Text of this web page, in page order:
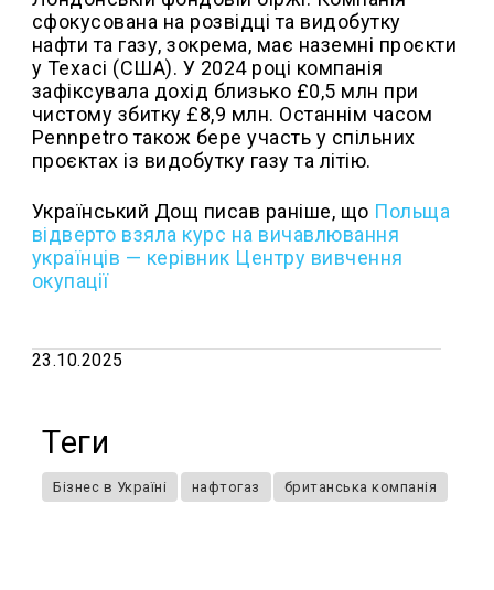
сфокусована на розвідці та видобутку
нафти та газу, зокрема, має наземні проєкти
у Техасі (США). У 2024 році компанія
зафіксувала дохід близько £0,5 млн при
чистому збитку £8,9 млн. Останнім часом
Pennpetro також бере участь у спільних
проєктах із видобутку газу та літію.
Український Дощ писав раніше, що Польща
відверто взяла курс на вичавлювання
українців — керівник Центру вивчення
окупації
23.10.2025
Теги
Бізнес в Україні нафтогаз британська компанія